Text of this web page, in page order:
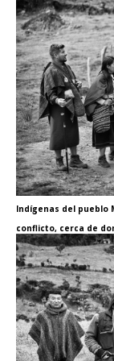
Indígenas del pueblo
conflicto, cerca de